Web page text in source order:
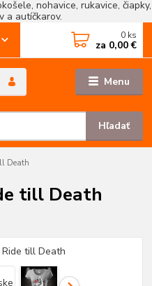
nohavice, rukavice, čiapky,
a autíčkarov.
Menu
Hľadať
0 ks
za 0,00 €
Death
till Death